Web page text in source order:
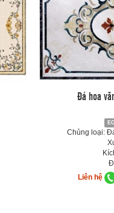
Đá hoa
Chủng loại:
Liên hệ